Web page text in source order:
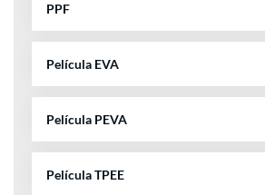
PPF
Película EVA
Película PEVA
Película TPEE